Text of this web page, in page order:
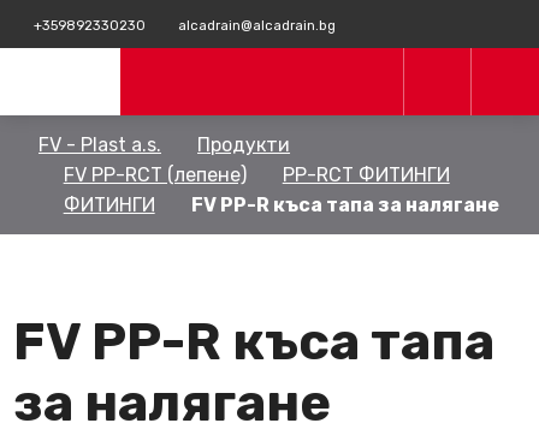
+359892330230 alcadrain@alcadrain.bg
FV - Plast a.s.
Продукти
FV PP-RCT (лепене)
PP-RCT ФИТИНГИ
ФИТИНГИ
FV PP-R къса тапа за налягане
FV PP-R къса тапа
за налягане